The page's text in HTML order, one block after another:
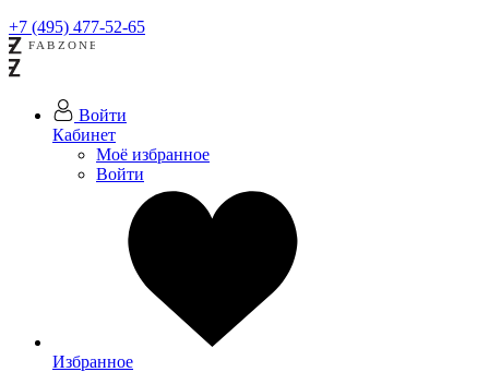
+7 (495) 477-52-65
Войти
Кабинет
Моё избранное
Войти
Избранное